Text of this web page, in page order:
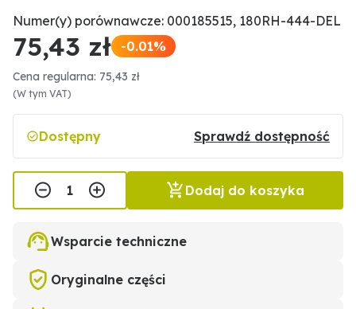
Numer(y) porównawcze: 000185515, 180RH-444-DEL
75,43 zł -0.01%
Cena regularna: 75,43 zł
(W tym VAT)
Dostępny Sprawdź dostępność
Dodaj do koszyka
Wsparcie techniczne
Oryginalne części